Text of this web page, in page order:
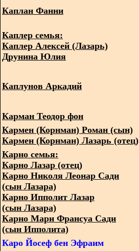
Каплан Фанни
Каплер семья:
Каплер Алексей (Лазарь)
Друнина Юлия
Каплунов Аркадий
Карман Теодор фон
Кармен (Корнман) Роман (сын)
Кармен (Корнман) Лазарь (отец)
Карно семья:
Карно Лазар (отец)
Карно Николя Леонар Сади
(сын Лазара)
Карно Ипполит Лазар
(сын Лазара)
Карно Мари Франсуа Сади
(сын Ипполита)
Каро Йосеф бен Эфраим